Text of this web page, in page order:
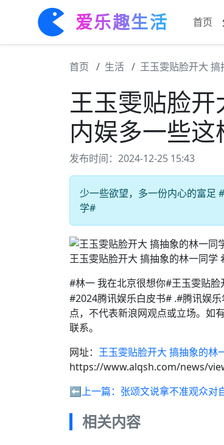
爱乐趣生活 首页
首页 生活 王玉雯贴脸开大
王玉雯贴脸
内娱多一些
发布时间：2024-12-25 15:43
少一些欲望，多一份内心的富足
学#
王玉雯贴脸开大 搞抽象的林一同学
#林一 我在北京很想你#王玉雯贴
#2024腾讯娱乐白皮书# .#腾讯娱
点，不代表新浪网观点或立场。如
联系。
网址： 王玉雯贴脸开大 搞抽象的林
https://www.alqsh.com/news/
⬅️上一篇： 张颂文说拿不准观众对
相关内容